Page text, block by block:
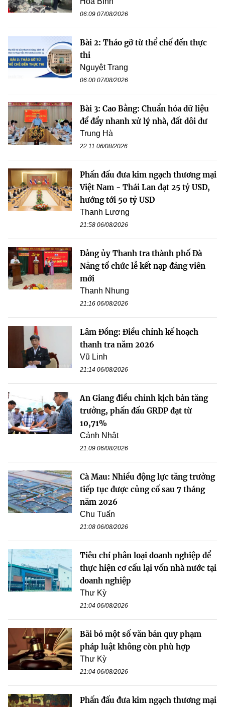
06:09 07/08/2026
Bài 2: Tháo gỡ từ thể chế đến thực
thi
Nguyệt Trang
06:00 07/08/2026
Bài 3: Cao Bằng: Chuẩn hóa dữ liệu
để đẩy nhanh xử lý nhà, đất dôi dư
Trung Hà
22:11 06/08/2026
Phấn đấu đưa kim ngạch thương mại
Việt Nam - Thái Lan đạt 25 tỷ USD,
hướng tới 50 tỷ USD
Thanh Lương
21:58 06/08/2026
Đảng ủy Thanh tra thành phố Đà
Nẵng tổ chức lễ kết nạp đảng viên
mới
Thanh Nhung
21:16 06/08/2026
Lâm Đồng: Điều chỉnh kế hoạch
thanh tra năm 2026
Vũ Linh
21:14 06/08/2026
An Giang điều chỉnh kịch bản tăng
trưởng, phấn đấu GRDP đạt từ
10,71%
Cảnh Nhật
21:09 06/08/2026
Cà Mau: Nhiều động lực tăng trưởng
tiếp tục được củng cố sau 7 tháng
năm 2026
Chu Tuấn
21:08 06/08/2026
Tiêu chí phân loại doanh nghiệp để
thực hiện cơ cấu lại vốn nhà nước tại
doanh nghiệp
Thư Kỳ
21:04 06/08/2026
Bãi bỏ một số văn bản quy phạm
pháp luật không còn phù hợp
Thư Kỳ
21:04 06/08/2026
Phấn đấu đưa kim ngạch thương mại